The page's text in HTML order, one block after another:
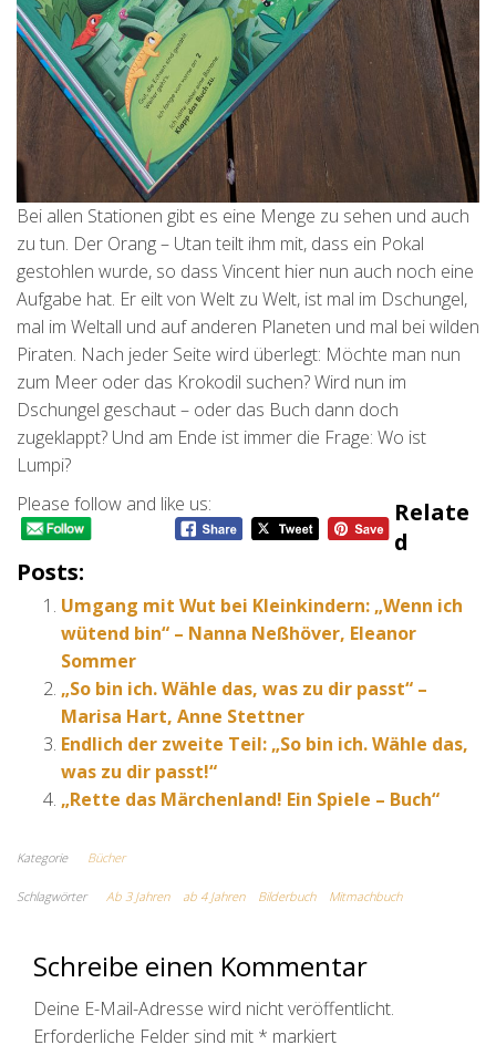
Bei allen Stationen gibt es eine Menge zu sehen und auch
zu tun. Der Orang – Utan teilt ihm mit, dass ein Pokal
gestohlen wurde, so dass Vincent hier nun auch noch eine
Aufgabe hat. Er eilt von Welt zu Welt, ist mal im Dschungel,
mal im Weltall und auf anderen Planeten und mal bei wilden
Piraten. Nach jeder Seite wird überlegt: Möchte man nun
zum Meer oder das Krokodil suchen? Wird nun im
Dschungel geschaut – oder das Buch dann doch
zugeklappt? Und am Ende ist immer die Frage: Wo ist
Lumpi?
Please follow and like us:
Relate
D
Posts:
Umgang mit Wut bei Kleinkindern: „Wenn ich
wütend bin“ – Nanna Neßhöver, Eleanor
Sommer
„So bin ich. Wähle das, was zu dir passt“ –
Marisa Hart, Anne Stettner
Endlich der zweite Teil: „So bin ich. Wähle das,
was zu dir passt!“
„Rette das Märchenland! Ein Spiele – Buch“
Kategorie Bücher
Schlagwörter Ab 3 Jahren ab 4 Jahren Bilderbuch Mitmachbuch
Schreibe einen Kommentar
Deine E-Mail-Adresse wird nicht veröffentlicht.
Erforderliche Felder sind mit * markiert